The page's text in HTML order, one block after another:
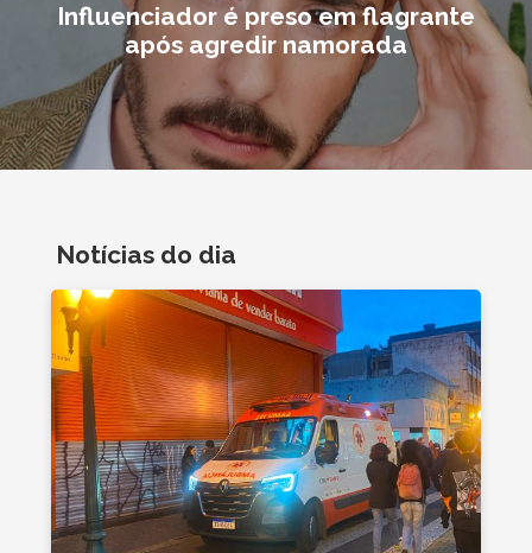
Influenciador é preso em flagrante
após agredir namorada
Notícias do dia